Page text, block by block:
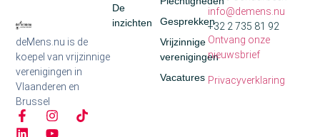
deMens.nu is de
koepel van vrijzinnige
verenigingen in
Vlaanderen en
Brussel
Gesprekken
Vrijzinnige
verenigingen
Vacatures
De
inzichten
info@demens.nu
+32 2 735 81 92
Ontvang onze
nieuwsbrief
Privacyverklaring